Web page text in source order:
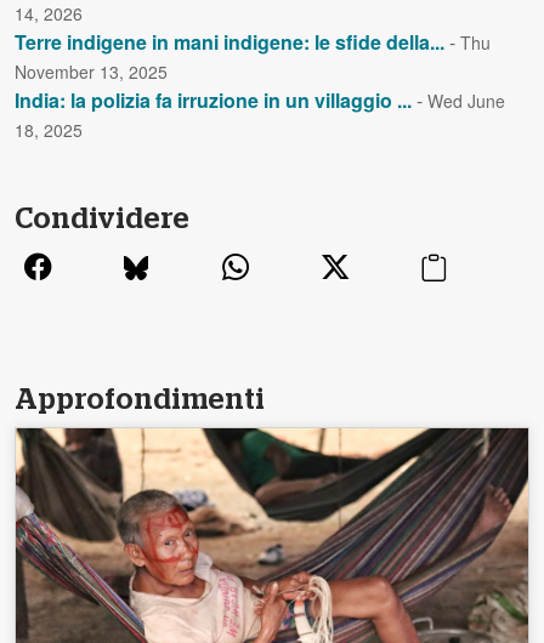
14, 2026
Terre indigene in mani indigene: le sfide della...- Thu
November 13, 2025
India: la polizia fa irruzione in un villaggio ...- Wed June
18, 2025
Condividere
Approfondimenti